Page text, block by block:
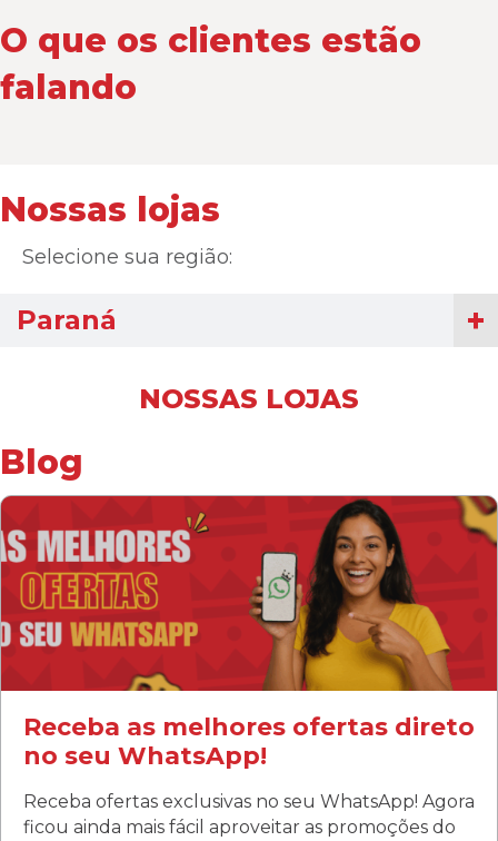
O que os clientes estão
falando
Nossas lojas
Selecione sua região:
Paraná
NOSSAS LOJAS
Blog
Receba as melhores ofertas direto
no seu WhatsApp!
Receba ofertas exclusivas no seu WhatsApp! Agora
ficou ainda mais fácil aproveitar as promoções do